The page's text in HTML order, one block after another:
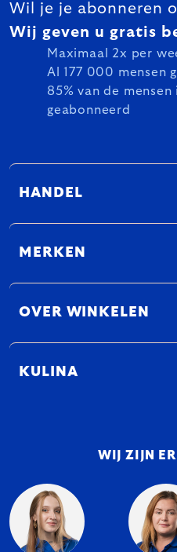
Wil je je abonneren
Wij geven u gratis
Maximaal 2x per
Al 177 000 mensen
85% van de
geabonneerd
HANDEL
MERKEN
OVER WINKELEN
KULINA
WIJ ZIJN